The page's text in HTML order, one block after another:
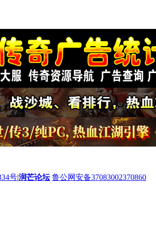
号|润芒论坛 鲁公网安备37083002370860